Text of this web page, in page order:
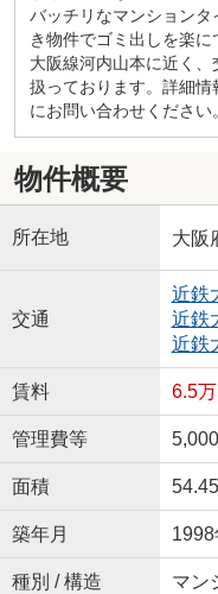
バッチリなマンション
き物件でゴミ出しを楽
大阪線河内山本に近く
扱っております。詳細
にお問い合わせください。
物件概要
所在地 大阪
交通
近鉄
近鉄
近鉄
賃料 6.5万
管理費等
面積
築年月
種別 / 構造 マン